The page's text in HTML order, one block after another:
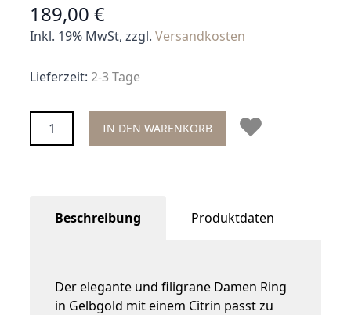
189,00 €
Inkl. 19% MwSt, zzgl. Versandkosten
Lieferzeit: 2-3 Tage
Menge IN DEN WARENKORB
Beschreibung Produktdaten
Der elegante und filigrane Damen Ring
in Gelbgold mit einem Citrin passt zu